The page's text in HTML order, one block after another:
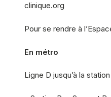
clinique.org
Pour se rendre à
En métro
Ligne D jusqu’à la